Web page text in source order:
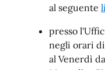
al seguente
presso
negli orari
al Venerdì